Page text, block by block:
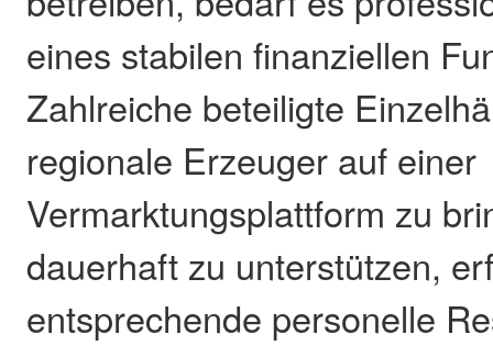
eines stabilen finanziellen
Zahlreiche beteiligte
regionale Erzeuger auf einer
Vermarktungsplattform zu
dauerhaft zu unterstützen,
entsprechende personelle